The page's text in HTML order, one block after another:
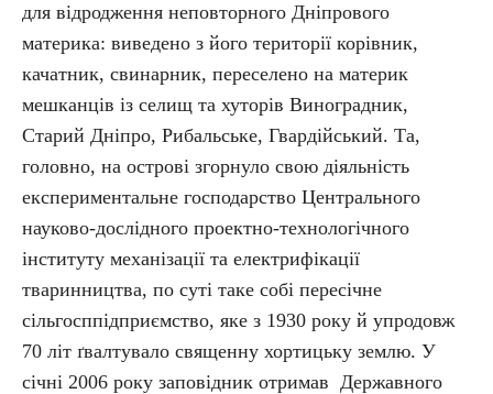
для відродження неповторного Дніпрового
материка: виведено з його території корівник,
качатник, свинарник, переселено на материк
мешканців із селищ та хуторів Виноградник,
Старий Дніпро, Рибальське, Гвардійський. Та,
головно, на острові згорнуло свою діяльність
експериментальне господарство Центрального
науково-дослідного проектно-технологічного
інституту механізації та електрифікації
тваринництва, по суті таке собі пересічне
сільгосппідприємство, яке з 1930 року й упродовж
70 літ ґвалтувало священну хортицьку землю. У
січні 2006 року заповідник отримав Державного